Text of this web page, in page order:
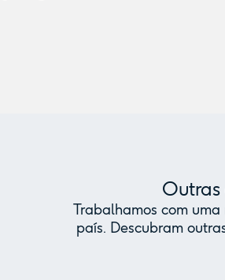
Trabalhamos com
país. Descubram